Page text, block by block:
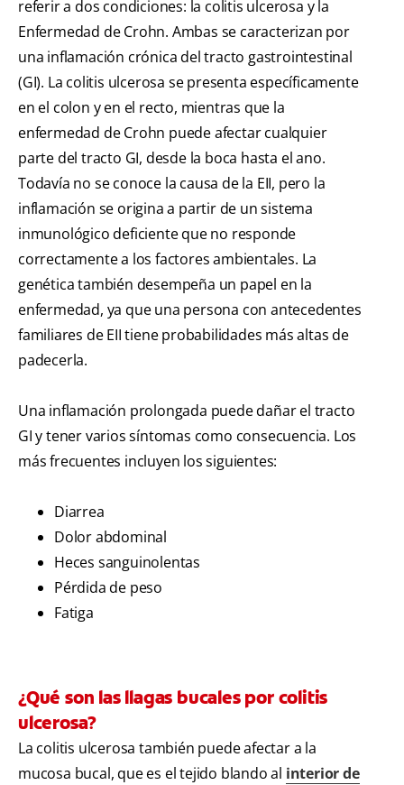
referir a dos condiciones: la colitis ulcerosa y la
Enfermedad de Crohn. Ambas se caracterizan por
una inflamación crónica del tracto gastrointestinal
(GI). La colitis ulcerosa se presenta específicamente
en el colon y en el recto, mientras que la
enfermedad de Crohn puede afectar cualquier
parte del tracto GI, desde la boca hasta el ano.
Todavía no se conoce la causa de la EII, pero la
inflamación se origina a partir de un sistema
inmunológico deficiente que no responde
correctamente a los factores ambientales. La
genética también desempeña un papel en la
enfermedad, ya que una persona con antecedentes
familiares de EII tiene probabilidades más altas de
padecerla.
Una inflamación prolongada puede dañar el tracto
GI y tener varios síntomas como consecuencia. Los
más frecuentes incluyen los siguientes:
Diarrea
Dolor abdominal
Heces sanguinolentas
Pérdida de peso
Fatiga
¿Qué son las llagas bucales por colitis
ulcerosa?
La colitis ulcerosa también puede afectar a la
mucosa bucal, que es el tejido blando al interior de